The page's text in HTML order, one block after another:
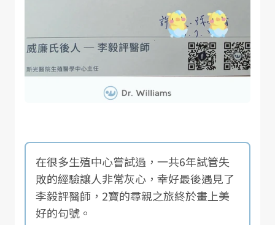
在很多生殖中心嘗試過，一共6年試管失
敗的經驗讓人非常灰心，幸好最後遇見了
李毅評醫師，2寶的尋親之旅終於畫上美
好的句號。